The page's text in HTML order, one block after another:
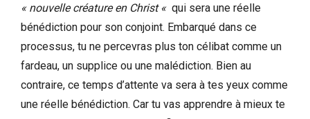
« nouvelle créature en Christ « qui sera une réelle
bénédiction pour son conjoint. Embarqué dans ce
processus, tu ne percevras plus ton célibat comme un
fardeau, un supplice ou une malédiction. Bien au
contraire, ce temps d’attente va sera à tes yeux comme
une réelle bénédiction. Car tu vas apprendre à mieux te